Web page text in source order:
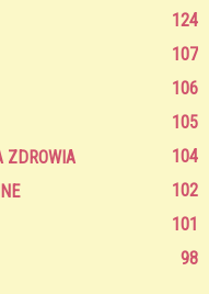
124
107
106
105
ZDROWIA
104
102
101
98